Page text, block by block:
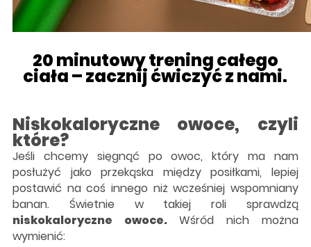
20 minutowy trening całego
ciała – zacznij ćwiczyć z nami.
Niskokaloryczne owoce, czyli
które?
Jeśli chcemy sięgnąć po owoc, który ma nam
posłużyć jako przekąska między posiłkami, lepiej
postawić na coś innego niż wcześniej wspomniany
banan. Świetnie w takiej roli sprawdzą
niskokaloryczne owoce.Wśród nich można
wymienić: